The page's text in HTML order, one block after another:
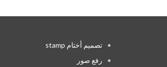
تصميم أختام stamp
رفع صور